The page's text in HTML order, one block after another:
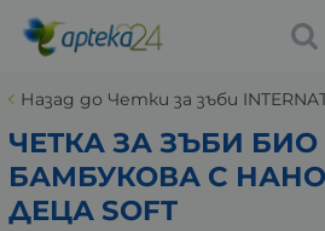
Назад до Четки за зъби
ЧЕТКА ЗА ЗЪБИ
БАМБУКОВА С
ДЕЦА SOFT